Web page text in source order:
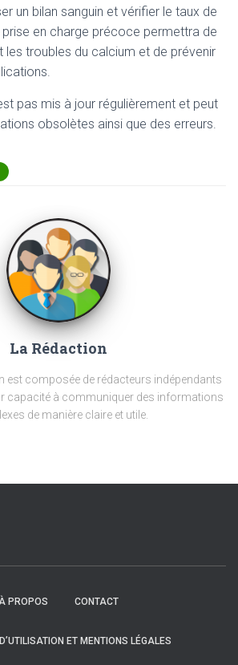
un bilan sanguin et vérifier le taux de
prise en charge précoce permettra de
troubles du calcium et de prévenir
pas mis à jour régulièrement et peut
obsolètes ainsi que des erreurs.
La Rédaction
est composée de rédacteurs indépendants
capacité à communiquer des informations
de manière claire et utile.
PROPOS CONTACT
ET MENTIONS LÉGALES